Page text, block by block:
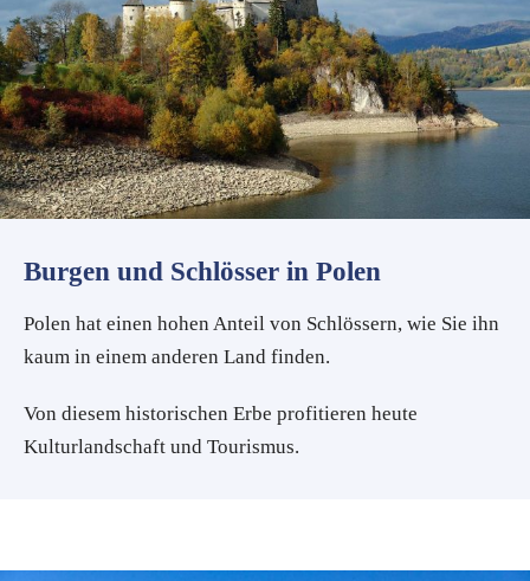
Burgen und Schlösser in Polen
Polen hat einen hohen Anteil von Schlössern, wie Sie ihn
kaum in einem anderen Land finden.
Von diesem historischen Erbe profitieren heute
Kulturlandschaft und Tourismus.